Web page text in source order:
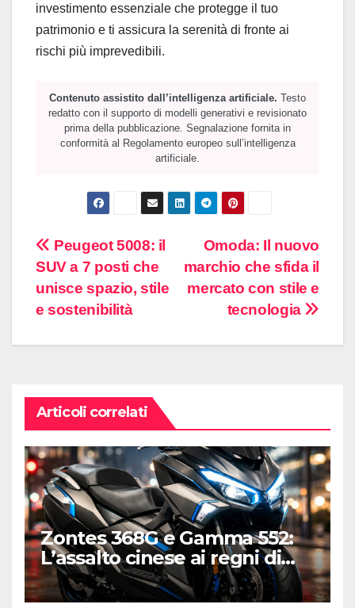
investimento essenziale che protegge il tuo
patrimonio e ti assicura la serenità di fronte ai
rischi più imprevedibili.
Contenuto assistito dall’intelligenza artificiale. Testo
redatto con il supporto di modelli generativi e revisionato
prima della pubblicazione. Segnalazione fornita in
conformità al Regolamento europeo sull’intelligenza
artificiale.
Navigazione
articoli
Omoda: Il nuovo
marchio che sfida il
mercato con stile e
tecnologia
Peugeot 5008: il
SUV a 7 posti che
unisce spazio, stile
e sostenibilità
Articoli correlati
Zontes 368G e Gamma 552:
L’assalto cinese ai regni di
Honda e Yamaha